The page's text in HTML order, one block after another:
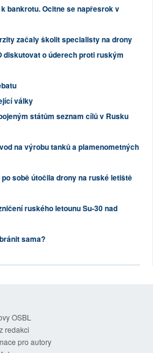
bankrotu. Ocitne se napřesrok v
začaly školit specialisty na drony
diskutovat o úderech proti ruským
války
státům seznam cílů v Rusku
na výrobu tanků a plamenometných
sobě útočila drony na ruské letiště
ruského letounu Su-30 nad
sama?
OSBL
redakci
pro autory